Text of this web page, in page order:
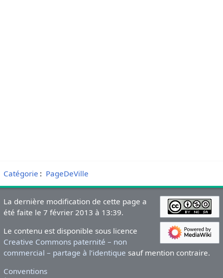
Catégorie : PageDeVille
La dernière modification de cette page a
été faite le 7 février 2013 à 13:39.
Le contenu est disponible sous licence
Creative Commons paternité – non
commercial – partage à l’identique sauf mention contraire.
Conventions